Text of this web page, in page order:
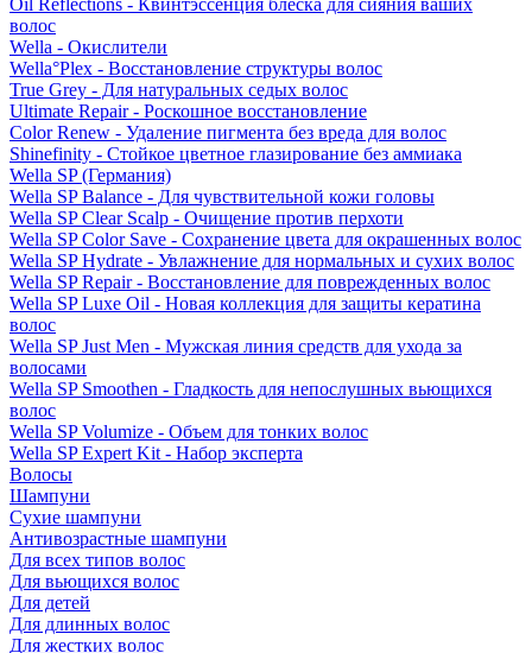
Oil Reflections - Квинтэссенция блеска для сияния ваших
волос
Wella - Окислители
Wella°Plex - Восстановление структуры волос
True Grey - Для натуральных седых волос
Ultimate Repair - Роскошное восстановление
Color Renew - Удаление пигмента без вреда для волос
Shinefinity - Стойкое цветное глазирование без аммиака
Wella SP (Германия)
Wella SP Balance - Для чувствительной кожи головы
Wella SP Clear Scalp - Очищение против перхоти
Wella SP Color Save - Сохранение цвета для окрашенных волос
Wella SP Hydrate - Увлажнение для нормальных и сухих волос
Wella SP Repair - Восстановление для поврежденных волос
Wella SP Luxe Oil - Новая коллекция для защиты кератина
волос
Wella SP Just Men - Мужская линия средств для ухода за
волосами
Wella SP Smoothen - Гладкость для непослушных вьющихся
волос
Wella SP Volumize - Объем для тонких волос
Wella SP Expert Kit - Набор эксперта
Волосы
Шампуни
Сухие шампуни
Антивозрастные шампуни
Для всех типов волос
Для вьющихся волос
Для детей
Для длинных волос
Для жестких волос